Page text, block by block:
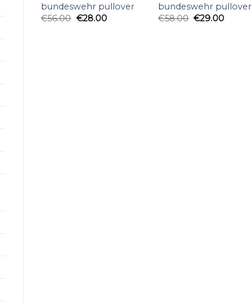
bundeswehr pullover
€56.00 €28.00
bundeswehr pullover
€58.00 €29.00